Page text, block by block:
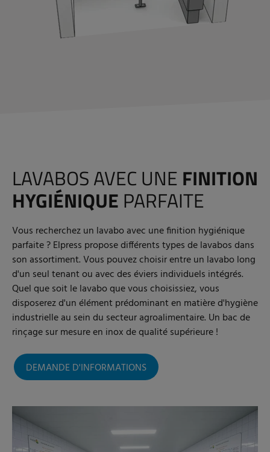
LAVABOS AVEC UNE FINITION
HYGIÉNIQUE PARFAITE
Vous recherchez un lavabo avec une finition hygiénique
parfaite ? Elpress propose différents types de lavabos dans
son assortiment. Vous pouvez choisir entre un lavabo long
d'un seul tenant ou avec des éviers individuels intégrés.
Quel que soit le lavabo que vous choisissiez, vous
disposerez d'un élément prédominant en matière d'hygiène
industrielle au sein du secteur agroalimentaire. Un bac de
rinçage sur mesure en inox de qualité supérieure !
DEMANDE D'INFORMATIONS